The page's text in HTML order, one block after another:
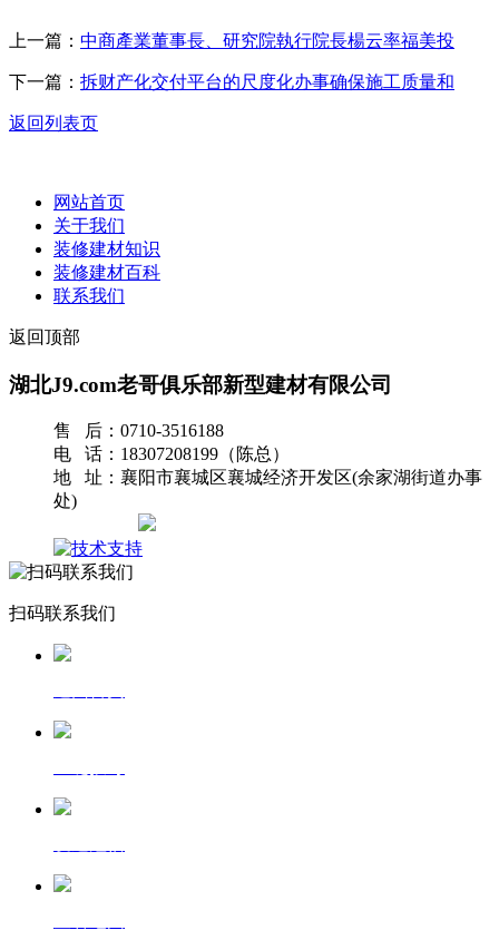
上一篇： 中商產業董事長、研究院執行院長楊云率福美投
下一篇： 拆财产化交付平台的尺度化办事确保施工质量和
返回列表页
网站首页
关于我们
装修建材知识
装修建材百科
联系我们
返回顶部
湖北J9.com老哥俱乐部新型建材有限公司
售 后：0710-3516188
电 话：18307208199（陈总）
地 址：襄阳市襄城区襄城经济开发区(余家湖街道办事
处)
扫码联系我们